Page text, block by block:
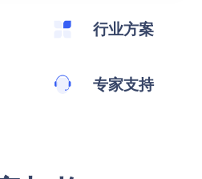
行业方案
专家支持